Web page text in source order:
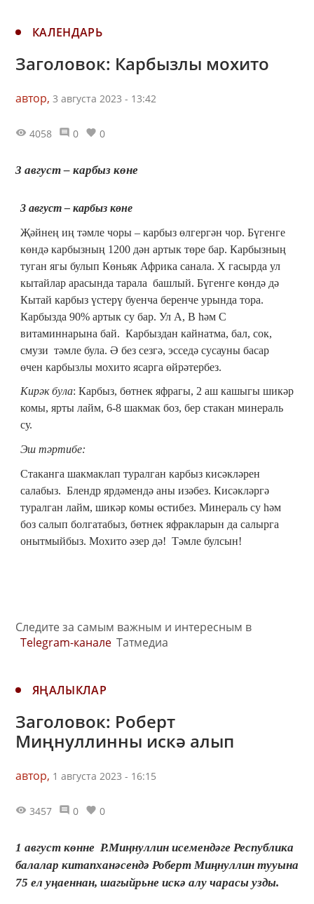
КАЛЕНДАРЬ
Заголовок: Карбызлы мохито
автор, 3 августа 2023 - 13:42
4058 0 0
3 август – карбыз көне
3 август – карбыз көне
Җәйнең иң тәмле чоры – карбыз өлгергән чор. Бүгенге
көндә карбызның 1200 дән артык төре бар. Карбызның
туган ягы булып Көньяк Африка санала. Х гасырда ул
кытайлар арасында тарала башлый. Бүгенге көндә дә
Кытай карбыз үстерү буенча беренче урында тора.
Карбызда 90% артык су бар. Ул А, В һәм С
витаминнарына бай. Карбыздан кайнатма, бал, cок,
смузи тәмле була. Ә без сезгә, эсседә сусауны басар
өчен карбызлы мохито ясарга өйрәтербез.
Кирәк була: Карбыз, бөтнек яфрагы, 2 аш кашыгы шикәр
комы, ярты лайм, 6-8 шакмак боз, бер стакан минераль
су.
Эш тәртибе:
Стаканга шакмаклап туралган карбыз кисәкләрен
салабыз. Блендр ярдәмендә аны изәбез. Кисәкләргә
туралган лайм, шикәр комы өстибез. Минераль су һәм
боз салып болгатабыз, бөтнек яфракларын да салырга
онытмыйбыз. Мохито әзер дә! Тәмле булсын!
Следите за самым важным и интересным в
Telegram-канале Татмедиа
ЯҢАЛЫКЛАР
Заголовок: Роберт
Миңнуллинны искә алып
автор, 1 августа 2023 - 16:15
3457 0 0
1 август көнне Р.Миңнуллин исемендәге Республика
балалар китапханәсендә Роберт Миңнуллин тууына
75 ел уңаеннан, шагыйрьне искә алу чарасы узды.